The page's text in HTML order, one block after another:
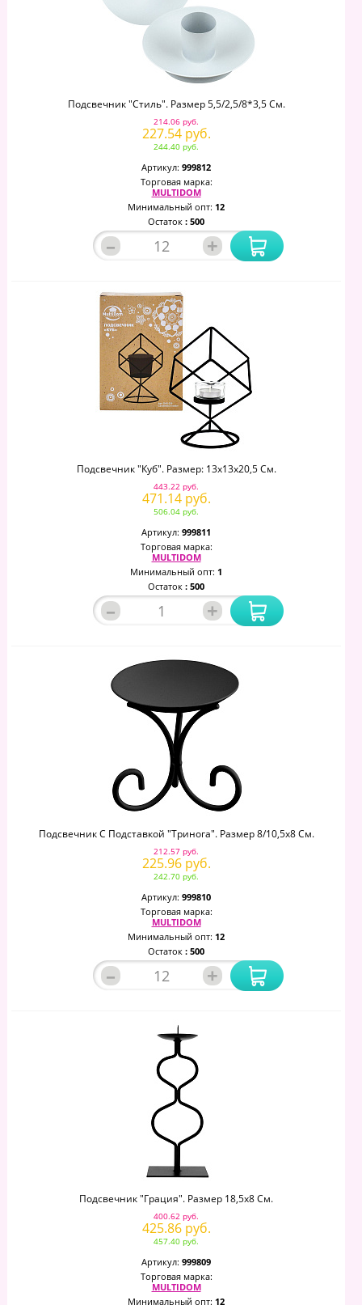
Подсвечник "Стиль". Размер 5,5/2,5/8*3,5 См.
214.06 руб.
227.54 руб.
244.40 руб.
Артикул: 999812
Торговая марка:
MULTIDOM
Минимальный опт: 12
Остаток : 500
– +
Подсвечник "Куб". Размер: 13х13х20,5 См.
443.22 руб.
471.14 руб.
506.04 руб.
Артикул: 999811
Торговая марка:
MULTIDOM
Минимальный опт: 1
Остаток : 500
– +
Подсвечник С Подставкой "Тринога". Размер 8/10,5х8 См.
212.57 руб.
225.96 руб.
242.70 руб.
Артикул: 999810
Торговая марка:
MULTIDOM
Минимальный опт: 12
Остаток : 500
– +
Подсвечник "Грация". Размер 18,5х8 См.
400.62 руб.
425.86 руб.
457.40 руб.
Артикул: 999809
Торговая марка:
MULTIDOM
Минимальный опт: 12